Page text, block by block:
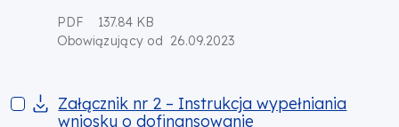
PDF
137.84 KB
Obowiązujący od 26.09.2023
Załącznik nr 2 – Instrukcja wypełniania wniosku o
Załącznik nr 2 – Instrukcja wypełniania
wniosku o dofinansowanie